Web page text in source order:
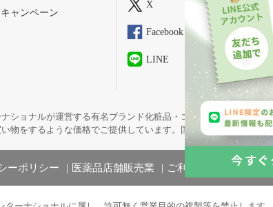
ャンペーン
X
Facebook
LINE
ショナルが運営する有名ブランド化粧品・コスメ・美容商品の通
物をするような価格でご提供しています。国内未発売の化粧品
ーポリシー 医薬品店舗販売業 ご利用規約 倉庫の